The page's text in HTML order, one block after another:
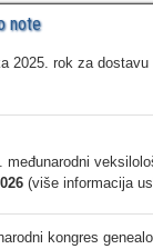
note
2025. rok za
međunarodni
(više informacija
kongres